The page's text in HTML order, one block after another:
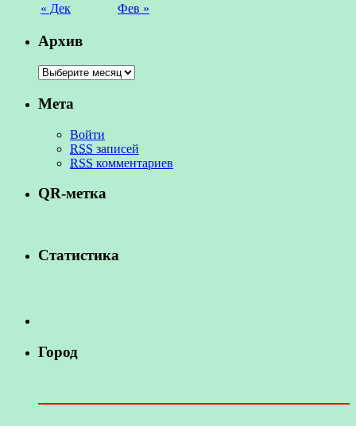
« Дек Фев »
Архив
Мета
Войти
RSS записей
RSS комментариев
QR-метка
Статистика
Город